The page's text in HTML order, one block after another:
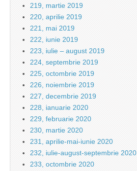
219, martie 2019
220, aprilie 2019
221, mai 2019
222, iunie 2019
223, iulie – august 2019
224, septembrie 2019
225, octombrie 2019
226, noiembrie 2019
227, decembrie 2019
228, ianuarie 2020
229, februarie 2020
230, martie 2020
231, aprilie-mai-iunie 2020
232, iulie-august-septembrie 2020
233, octombrie 2020